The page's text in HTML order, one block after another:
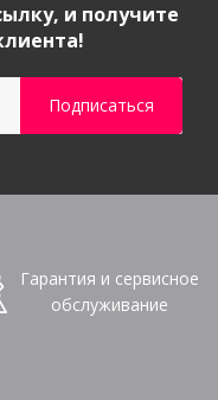
и получите
Гарантия и сервисное
обслуживание